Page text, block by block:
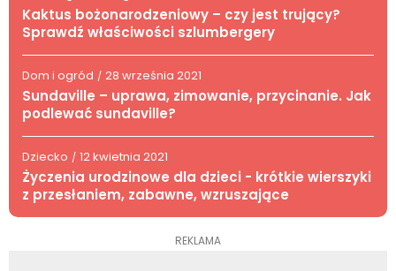
Kaktus bożonarodzeniowy – czy jest trujący?
Sprawdź właściwości szlumbergery
Dom i ogród / 28 września 2021
Sundaville – uprawa, zimowanie, przycinanie. Jak
podlewać sundaville?
Dziecko / 12 kwietnia 2021
Życzenia urodzinowe dla dzieci - krótkie wierszyki
z przesłaniem, zabawne, wzruszające
REKLAMA